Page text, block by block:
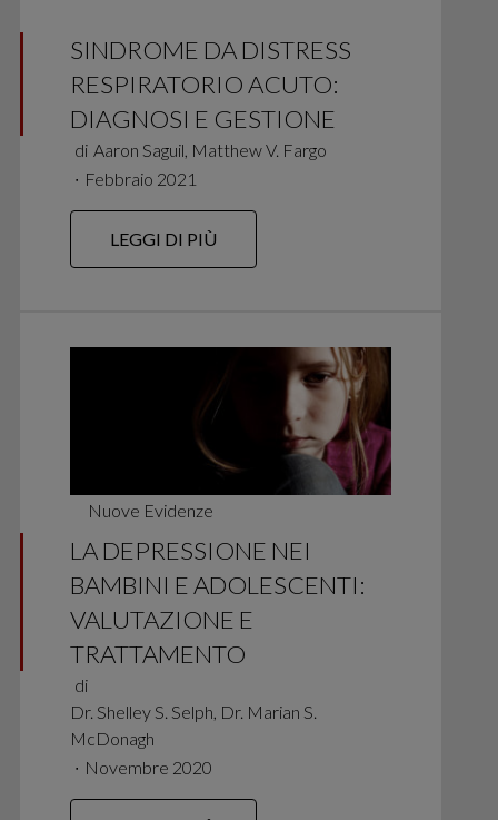
SINDROME DA DISTRESS
RESPIRATORIO ACUTO:
DIAGNOSI E GESTIONE
di Aaron Saguil, Matthew V. Fargo
∙ Febbraio 2021
LEGGI DI PIÙ
Nuove Evidenze
LA DEPRESSIONE NEI
BAMBINI E ADOLESCENTI:
VALUTAZIONE E
TRATTAMENTO
di
Dr. Shelley S. Selph, Dr. Marian S.
McDonagh
∙ Novembre 2020